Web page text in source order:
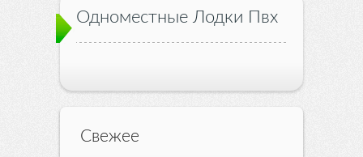
Одноместные Лодки Пвх
Свежее